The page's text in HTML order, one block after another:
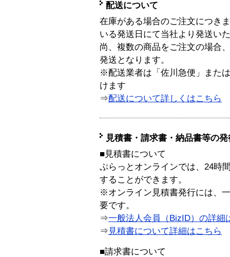
配送について
在庫がある場合のご注文につき
いる発送日にて当社より発送い
尚、複数の商品をご注文の場合
発送となります。
※配送業者は「佐川急便」また
けます
⇒配送について詳しくはこちら
見積書・請求書・納品書等の
■見積書について
ぷらっとオンラインでは、24時
することができます。
※オンライン見積書発行には、
要です。
⇒一般法人会員（BizID）の詳細
⇒ 見積書について詳細はこちら
■請求書について